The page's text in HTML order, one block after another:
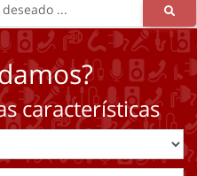
...
características